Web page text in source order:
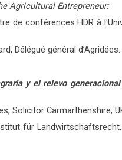
Agricultural Entrepreneur:
de conférences HDR à
Délégué général
y el relevo
Solicitor Carmarthenshire,
für